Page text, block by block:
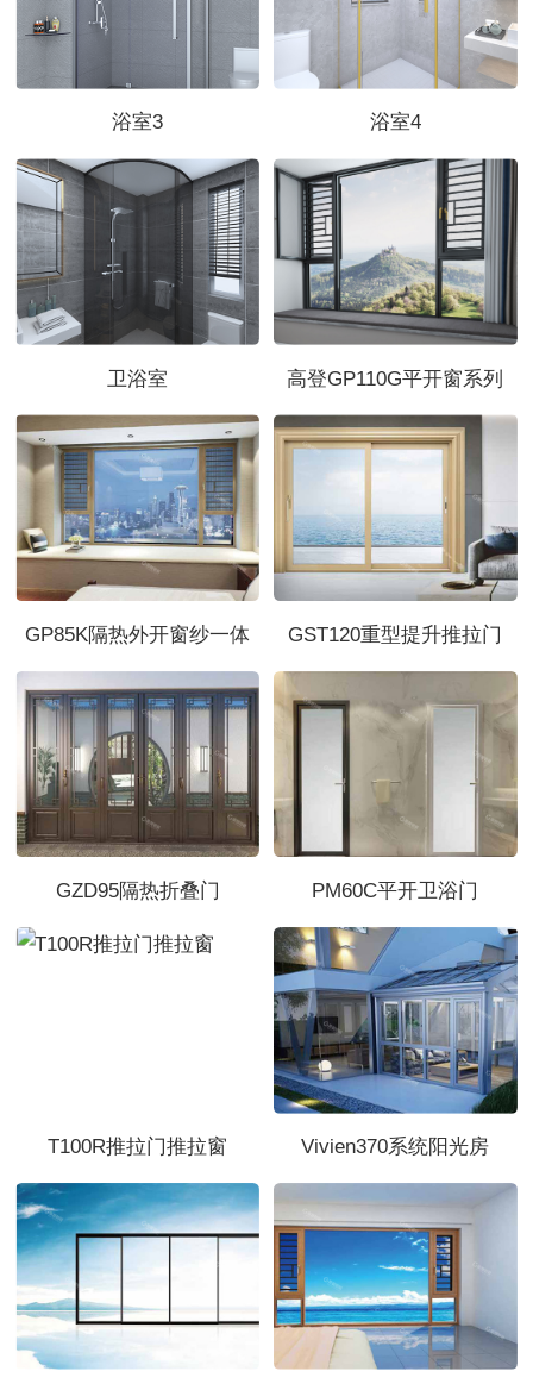
浴室3 浴室4
卫浴室 高登GP110G平开窗系列
GP85K隔热外开窗纱一体 GST120重型提升推拉门
GZD95隔热折叠门 PM60C平开卫浴门
T100R推拉门推拉窗 Vivien370系统阳光房